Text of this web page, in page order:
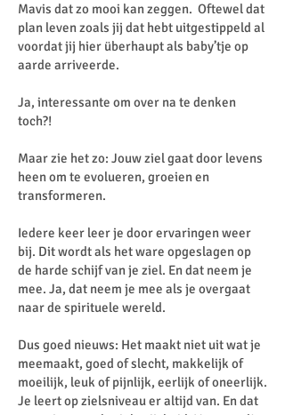
Mavis dat zo mooi kan zeggen. Oftewel dat
plan leven zoals jij dat hebt uitgestippeld al
voordat jij hier überhaupt als baby’tje op
aarde arriveerde.
Ja, interessante om over na te denken
toch?!
Maar zie het zo: Jouw ziel gaat door levens
heen om te evolueren, groeien en
transformeren.
Iedere keer leer je door ervaringen weer
bij. Dit wordt als het ware opgeslagen op
de harde schijf van je ziel. En dat neem je
mee. Ja, dat neem je mee als je overgaat
naar de spirituele wereld.
Dus goed nieuws: Het maakt niet uit wat je
meemaakt, goed of slecht, makkelijk of
moeilijk, leuk of pijnlijk, eerlijk of oneerlijk.
Je leert op zielsniveau er altijd van. En dat